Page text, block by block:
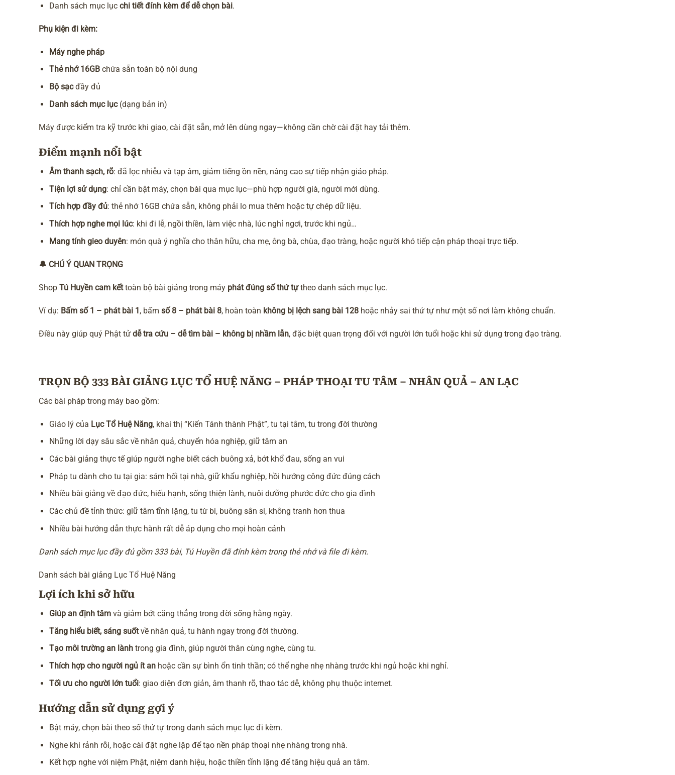
Danh sách mục lục chi tiết đính kèm để dễ chọn bài.
Phụ kiện đi kèm:
Máy nghe pháp
Thẻ nhớ 16GB chứa sẵn toàn bộ nội dung
Bộ sạcđầy đủ
Danh sách mục lục(dạng bản in)
Máy được kiểm tra kỹ trước khi giao, cài đặt sẵn, mở lên dùng ngay—không cần chờ cài đặt hay tải thêm.
Điểm mạnh nổi bật
Âm thanh sạch, rõ: đã lọc nhiễu và tạp âm, giảm tiếng ồn nền, nâng cao sự tiếp nhận giáo pháp.
Tiện lợi sử dụng: chỉ cần bật máy, chọn bài qua mục lục—phù hợp người già, người mới dùng.
Tích hợp đầy đủ: thẻ nhớ 16GB chứa sẵn, không phải lo mua thêm hoặc tự chép dữ liệu.
Thích hợp nghe mọi lúc: khi đi lễ, ngồi thiền, làm việc nhà, lúc nghỉ ngơi, trước khi ngủ…
Mang tính gieo duyên: món quà ý nghĩa cho thân hữu, cha mẹ, ông bà, chùa, đạo tràng, hoặc người khó tiếp cận pháp thoại trực tiếp.
🔔 CHÚ Ý QUAN TRỌNG
Shop Tú Huyền cam kếttoàn bộ bài giảng trong máy phát đúng số thứ tựtheo danh sách mục lục.
Ví dụ: Bấm số 1 – phát bài 1, bấm số 8 – phát bài 8, hoàn toàn không bị lệch sang bài 128 hoặc nhảy sai thứ tự như một số nơi làm không chuẩn.
Điều này giúp quý Phật tử dễ tra cứu – dễ tìm bài – không bị nhầm lẫn, đặc biệt quan trọng đối với người lớn tuổi hoặc khi sử dụng trong đạo tràng.
TRỌN BỘ 333 BÀI GIẢNG LỤC TỔ HUỆ NĂNG – PHÁP THOẠI TU TÂM – NHÂN QUẢ – AN LẠC
Các bài pháp trong máy bao gồm:
Giáo lý của Lục Tổ Huệ Năng, khai thị “Kiến Tánh thành Phật”, tu tại tâm, tu trong đời thường
Những lời dạy sâu sắc về nhân quả, chuyển hóa nghiệp, giữ tâm an
Các bài giảng thực tế giúp người nghe biết cách buông xả, bớt khổ đau, sống an vui
Pháp tu dành cho tu tại gia: sám hối tại nhà, giữ khẩu nghiệp, hồi hướng công đức đúng cách
Nhiều bài giảng về đạo đức, hiếu hạnh, sống thiện lành, nuôi dưỡng phước đức cho gia đình
Các chủ đề tỉnh thức: giữ tâm tĩnh lặng, tu từ bi, buông sân si, không tranh hơn thua
Nhiều bài hướng dẫn thực hành rất dễ áp dụng cho mọi hoàn cảnh
Danh sách mục lục đầy đủ gồm 333 bài, Tú Huyền đã đính kèm trong thẻ nhớ và file đi kèm.
Danh sách bài giảng Lục Tổ Huệ Năng
Lợi ích khi sở hữu
Giúp an định tâm và giảm bớt căng thẳng trong đời sống hằng ngày.
Tăng hiểu biết, sáng suốtvề nhân quả, tu hành ngay trong đời thường.
Tạo môi trường an lành trong gia đình, giúp người thân cùng nghe, cùng tu.
Thích hợp cho người ngủ ít an hoặc cần sự bình ổn tinh thần; có thể nghe nhẹ nhàng trước khi ngủ hoặc khi nghỉ.
Tối ưu cho người lớn tuổi: giao diện đơn giản, âm thanh rõ, thao tác dễ, không phụ thuộc internet.
Hướng dẫn sử dụng gợi ý
Bật máy, chọn bài theo số thứ tự trong danh sách mục lục đi kèm.
Nghe khi rảnh rỗi, hoặc cài đặt nghe lặp để tạo nền pháp thoại nhẹ nhàng trong nhà.
Kết hợp nghe với niệm Phật, niệm danh hiệu, hoặc thiền tĩnh lặng để tăng hiệu quả an tâm.